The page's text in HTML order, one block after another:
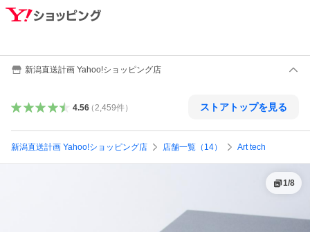
新潟直送計画 Yahoo!ショッピング店
4.56（ 2,459件） ストアトップを見る
新潟直送計画 Yahoo!ショッピング店 店舗一覧（14） Art tech
1/8